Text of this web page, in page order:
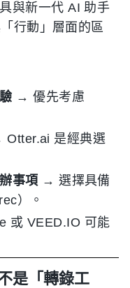
與新一代 AI 助手
行動」層面的區
→ 優先考慮
Otter.ai 是經典選
事項 → 選擇具備
）。
或 VEED.IO 可能
是「轉錄工